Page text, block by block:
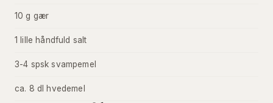
10 g gær
1 lille håndfuld salt
3-4 spsk svampemel
ca. 8 dl hvedemel